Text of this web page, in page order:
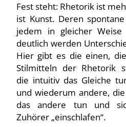
Fest steht: Rhetorik ist
ist Kunst. Deren
jedem in gleicher Weise
deutlich werden
Hier gibt es die einen,
Stilmitteln der Rhetorik
die intuitiv das Gleiche
und wiederum andere,
das andere tun und
Zuhörer „einschlafen“.